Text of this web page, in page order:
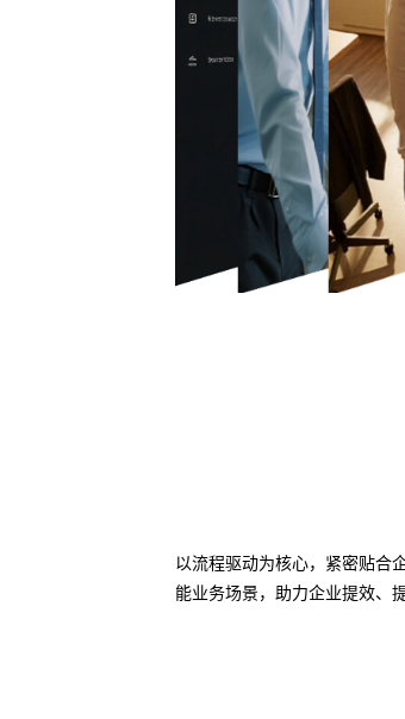
以流程驱动为核心，紧密贴合
能业务场景，助力企业提效、